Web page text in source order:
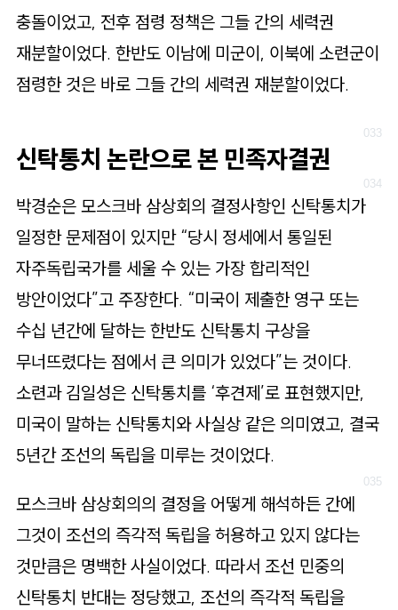
충돌이었고, 전후 점령 정책은 그들 간의 세력권
재분할이었다. 한반도 이남에 미군이, 이북에 소련군이
점령한 것은 바로 그들 간의 세력권 재분할이었다.
신탁통치 논란으로 본 민족자결권
박경순은 모스크바 삼상회의 결정사항인 신탁통치가
일정한 문제점이 있지만 “당시 정세에서 통일된
자주독립국가를 세울 수 있는 가장 합리적인
방안이었다”고 주장한다. “미국이 제출한 영구 또는
수십 년간에 달하는 한반도 신탁통치 구상을
무너뜨렸다는 점에서 큰 의미가 있었다”는 것이다.
소련과 김일성은 신탁통치를 ‘후견제’로 표현했지만,
미국이 말하는 신탁통치와 사실상 같은 의미였고, 결국
5년간 조선의 독립을 미루는 것이었다.
모스크바 삼상회의의 결정을 어떻게 해석하든 간에
그것이 조선의 즉각적 독립을 허용하고 있지 않다는
것만큼은 명백한 사실이었다. 따라서 조선 민중의
신탁통치 반대는 정당했고, 조선의 즉각적 독립을